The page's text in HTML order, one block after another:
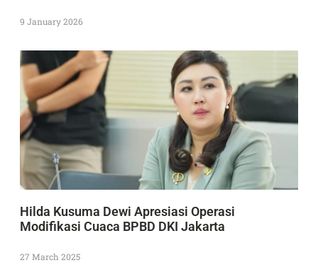
9 January 2026
Hilda Kusuma Dewi Apresiasi Operasi
Modifikasi Cuaca BPBD DKI Jakarta
27 March 2025